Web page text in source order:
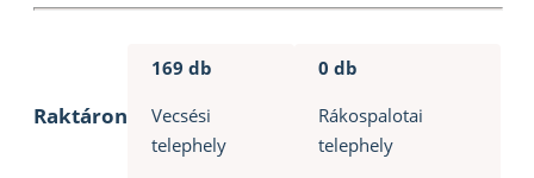
mennyiség
Raktáron
169 db
Vecsési
telephely
0 db
Rákospalotai
telephely